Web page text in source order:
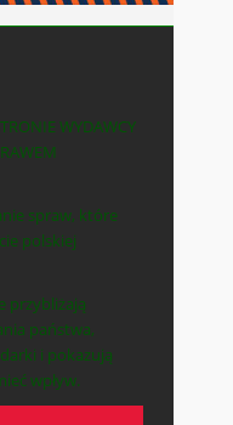
WYDAWCY
spraw, które
polskiej
przybliżają
państwa,
i pokazują
wpływ.